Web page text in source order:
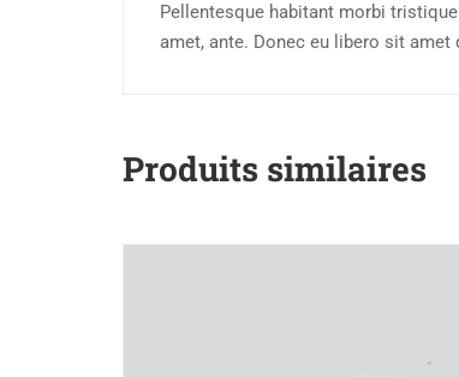
Pellentesque habitant morbi
amet, ante. Donec eu libero sit
Produits similaires